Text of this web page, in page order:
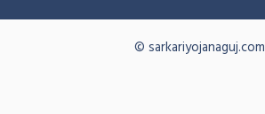
© sarkariyojanaguj.com